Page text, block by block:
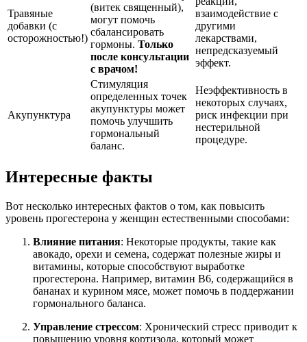
Травяные
добавки (с
осторожностью!)
(витек священный),
могут помочь
сбалансировать
гормоны. Только
после консультации
с врачом!
взаимодействие с
другими
лекарствами,
непредсказуемый
эффект.
Акупунктура
Стимуляция
определенных точек
акупунктуры может
помочь улучшить
гормональный
баланс.
Неэффективность в
некоторых случаях,
риск инфекции при
нестерильной
процедуре.
Интересные факты
Вот несколько интересных фактов о том, как повысить
уровень прогестерона у женщин естественными способами:
Влияние питания: Некоторые продукты, такие как
авокадо, орехи и семена, содержат полезные жиры и
витамины, которые способствуют выработке
прогестерона. Например, витамин B6, содержащийся в
бананах и курином мясе, может помочь в поддержании
гормонального баланса.
Управление стрессом: Хронический стресс приводит к
повышению уровня кортизола, который может